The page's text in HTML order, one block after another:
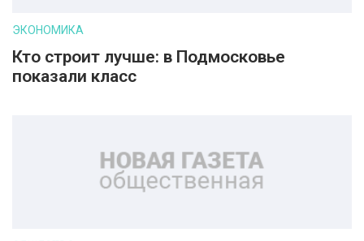
ЭКОНОМИКА
Кто строит лучше: в Подмосковье
показали класс